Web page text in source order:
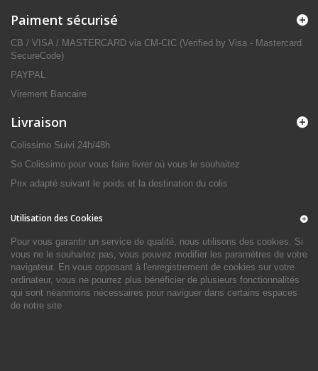
Paiment sécurisé
CB / VISA / MASTERCARD via CM-CIC (Verified by Visa - Mastercard
SecureCode)
PAYPAL
Virement Bancaire
Livraison
Colissimo Suivi 24h/48h
So Colissimo pour vous faire livrer où vous le souhaitez
Prix adapté suivant le poids et la destination du colis
Utilisation des Cookies
Pour vous garantir un service de qualité, nous utilisons des cookies. Si
vous ne le souhaitez pas, vous pouvez modifier les paramètres de votre
navigateur. En vous opposant à l'enregistrement de cookies sur votre
ordinateur, vous ne pourrez plus bénéficier de plusieurs fonctionnalités
qui sont néanmoins nécessaires pour naviguer dans certains espaces
de notre site